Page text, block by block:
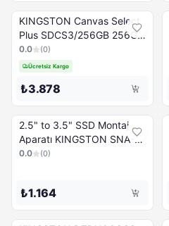
KINGSTON Canvas Select
Plus SDCS3/256GB 256GB
MicroSDXC Hafıza Kartı +
SD Adaptörü
0.0 (0)
Ücretsiz Kargo
₺3.878
2.5" to 3.5" SSD Montaj
Aparatı KINGSTON SNA-
BR2/35
0.0 (0)
₺1.164